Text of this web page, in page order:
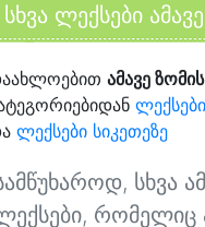
სხვა ლექსები
ამავე ზომის
ლექსები სიკეთეზე
სხვა
რომელიც